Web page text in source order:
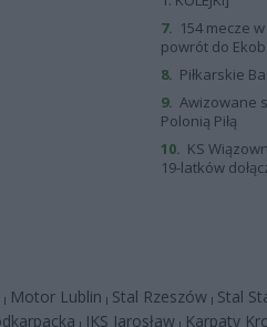
7. 154 mecze
powrót do
8. Piłkarskie
9. Awizowane
Polonią Piłą
10. KS
19-latków
| Motor Lublin | Stal Rzeszów| Stal
| JKS Jarosław | Karpaty